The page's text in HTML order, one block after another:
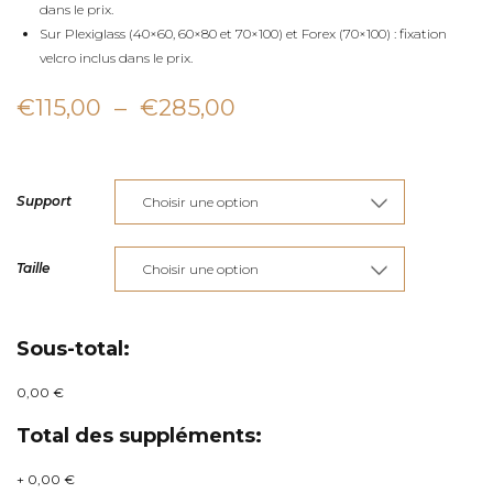
dans le prix.
Sur Plexiglass (40×60, 60×80 et 70×100) et Forex (70×100) : fixation
velcro inclus dans le prix.
€115,00 – €285,00
prix :
€115,00
à
€285,00
Support
Taille
Sous-total:
0,00 €
Total des suppléments:
+ 0,00 €